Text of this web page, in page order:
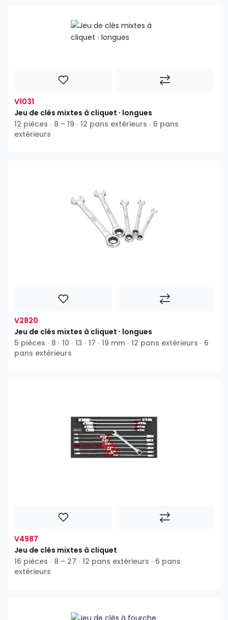
V1031
Jeu de clés mixtes à cliquet ∙ longues
12 pièces ∙ 8 – 19 ∙ 12 pans extérieurs ∙ 6 pans
extérieurs
V2820
Jeu de clés mixtes à cliquet ∙ longues
5 pièces ∙ 8 ∙ 10 ∙ 13 ∙ 17 ∙ 19 mm ∙ 12 pans extérieurs ∙ 6
pans extérieurs
V4987
Jeu de clés mixtes à cliquet
16 pièces ∙ 8 – 27 ∙ 12 pans extérieurs ∙ 6 pans
extérieurs